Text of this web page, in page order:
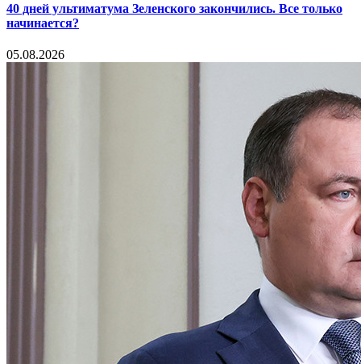
40 дней ультиматума Зеленского закончились. Все только
начинается?
05.08.2026